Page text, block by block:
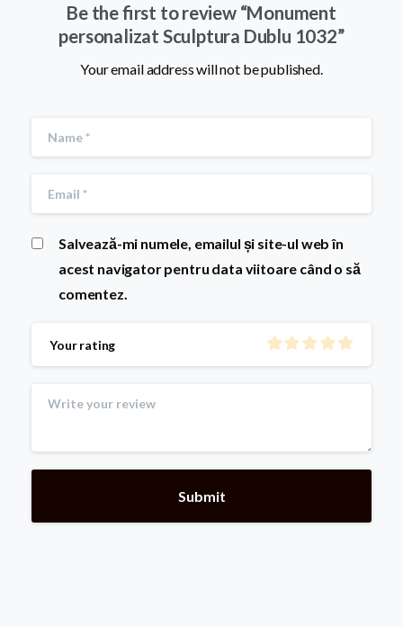
Be the first to review “Monument
personalizat Sculptura Dublu 1032”
Your email address will not be published.
Salvează-mi numele, emailul și site-ul web în
acest navigator pentru data viitoare când o să
comentez.
Your rating